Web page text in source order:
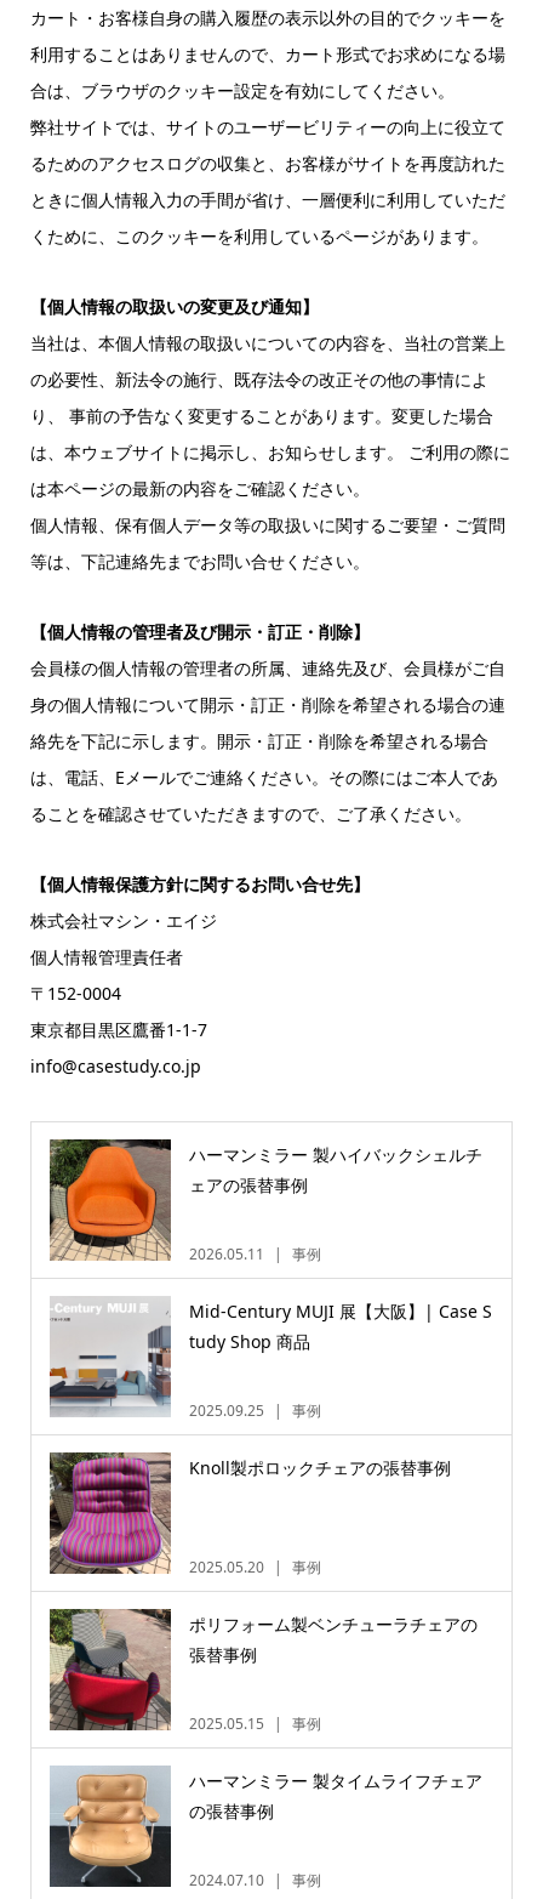
カート・お客様自身の購入履歴の表示以外の目的でクッキーを
利用することはありませんので、カート形式でお求めになる場
合は、ブラウザのクッキー設定を有効にしてください。
弊社サイトでは、サイトのユーザービリティーの向上に役立て
るためのアクセスログの収集と、お客様がサイトを再度訪れた
ときに個人情報入力の手間が省け、一層便利に利用していただ
くために、このクッキーを利用しているページがあります。
【個人情報の取扱いの変更及び通知】
当社は、本個人情報の取扱いについての内容を、当社の営業上
の必要性、新法令の施行、既存法令の改正その他の事情によ
り、 事前の予告なく変更することがあります。変更した場合
は、本ウェブサイトに掲示し、お知らせします。 ご利用の際に
は本ページの最新の内容をご確認ください。
個人情報、保有個人データ等の取扱いに関するご要望・ご質問
等は、下記連絡先までお問い合せください。
【個人情報の管理者及び開示・訂正・削除】
会員様の個人情報の管理者の所属、連絡先及び、会員様がご自
身の個人情報について開示・訂正・削除を希望される場合の連
絡先を下記に示します。開示・訂正・削除を希望される場合
は、電話、Eメールでご連絡ください。その際にはご本人であ
ることを確認させていただきますので、ご了承ください。
【個人情報保護方針に関するお問い合せ先】
株式会社マシン・エイジ
個人情報管理責任者
〒152-0004
東京都目黒区鷹番1-1-7
info@casestudy.co.jp
ハーマンミラー 製ハイバックシェルチ
ェアの張替事例
2026.05.11 事例
Mid-Century MUJI 展【大阪】| Case S
tudy Shop 商品
2025.09.25 事例
Knoll製ポロックチェアの張替事例
2025.05.20 事例
ポリフォーム製ベンチューラチェアの
張替事例
2025.05.15 事例
ハーマンミラー 製タイムライフチェア
の張替事例
2024.07.10 事例